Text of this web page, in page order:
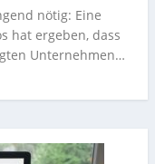
nötig: Eine
hat ergeben, dass
Unternehmen…